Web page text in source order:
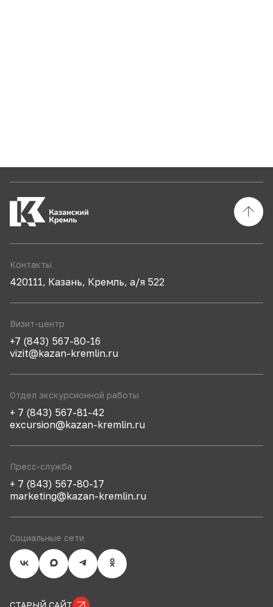
Контакты
420111, Казань, Кремль, а/я 522
Визит-центр
+7 (843) 567-80-16
vizit@kazan-kremlin.ru
Отдел экскурсионной работы
+ 7 (843) 567-81-42
excursion@kazan-kremlin.ru
Пресс-служба
+ 7 (843) 567-80-17
marketing@kazan-kremlin.ru
Социальные сети
СТАРЫЙ САЙТ